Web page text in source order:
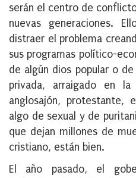
serán el centro de
nuevas generaciones.
distraer el problema
sus programas político-
de algún dios popular o
privada, arraigado en
anglosajón, protestante,
algo de sexual y de
que dejan millones de
cristiano, están bien.
El año pasado, el